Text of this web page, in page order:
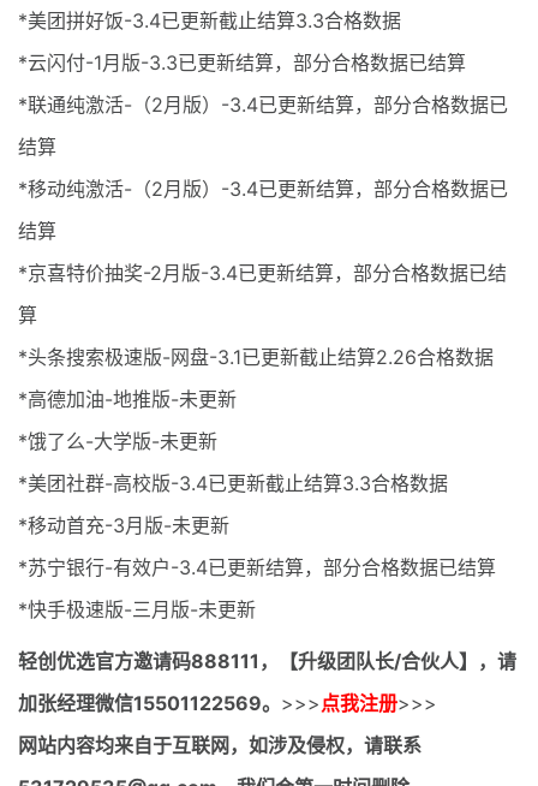
*美团拼好饭-3.4已更新截止结算3.3合格数据
*云闪付-1月版-3.3已更新结算，部分合格数据已结算
*联通纯激活-（2月版）-3.4已更新结算，部分合格数据已
结算
*移动纯激活-（2月版）-3.4已更新结算，部分合格数据已
结算
*京喜特价抽奖-2月版-3.4已更新结算，部分合格数据已结
算
*头条搜索极速版-网盘-3.1已更新截止结算2.26合格数据
*高德加油-地推版-未更新
*饿了么-大学版-未更新
*美团社群-高校版-3.4已更新截止结算3.3合格数据
*移动首充-3月版-未更新
*苏宁银行-有效户-3.4已更新结算，部分合格数据已结算
*快手极速版-三月版-未更新
轻创优选官方邀请码888111，【升级团队长/合伙人】，请
加张经理微信15501122569。 >>> 点我注册>>>
网站内容均来自于互联网，如涉及侵权，请联系